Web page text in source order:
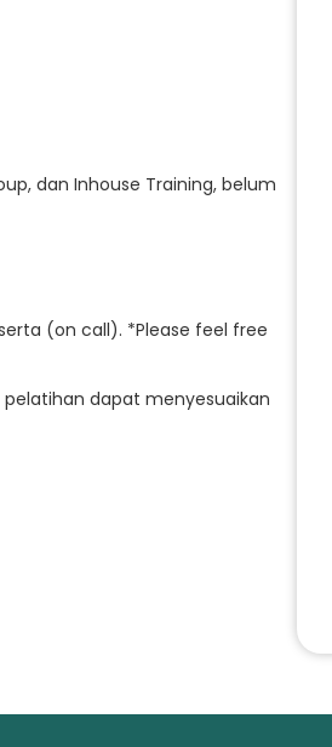
dan Inhouse Training, belum
(on call). *Please feel free
dapat menyesuaikan